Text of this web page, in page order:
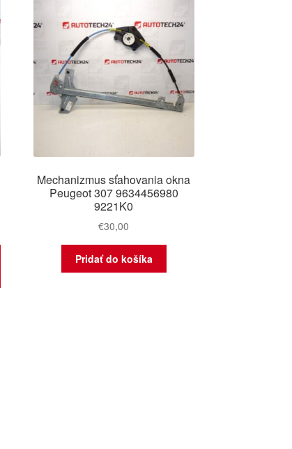
Mechanizmus sťahovania okna
Peugeot 307 9634456980
9221K0
€30,00
Pridať do košíka